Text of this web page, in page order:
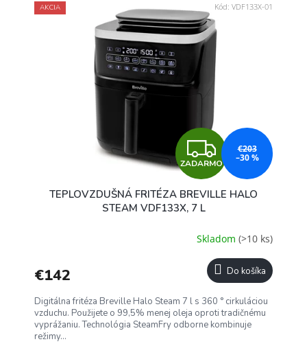
AKCIA
Z
A
D
A
R
M
O
ZADARMO
€203
–30 %
TEPLOVZDUŠNÁ FRITÉZA BREVILLE HALO
STEAM VDF133X, 7 L
Skladom (>10 ks)
€142 Do košíka
Digitálna fritéza Breville Halo Steam 7 l s 360 ° cirkuláciou
vzduchu. Použijete o 99,5% menej oleja oproti tradičnému
vyprážaniu. Technológia SteamFry odborne kombinuje
režimy...
Kód: VDF133X-01